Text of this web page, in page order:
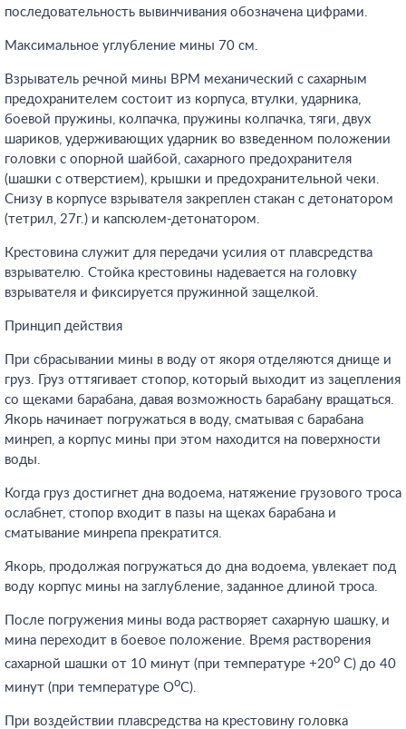
последовательность вывинчивания обозначена цифрами.
Максимальное углубление мины 70 см.
Взрыватель речной мины ВРМ механический с сахарным
предохранителем состоит из корпуса, втулки, ударника,
боевой пружины, колпачка, пружины колпачка, тяги, двух
шариков, удерживающих ударник во взведенном положении
головки с опорной шайбой, сахарного предохранителя
(шашки с отверстием), крышки и предохранительной чеки.
Снизу в корпусе взрывателя закреплен стакан с детонатором
(тетрил, 27г.) и капсюлем-детонатором.
Крестовина служит для передачи усилия от плавсредства
взрывателю. Стойка крестовины надевается на головку
взрывателя и фиксируется пружинной защелкой.
Принцип действия
При сбрасывании мины в воду от якоря отделяются днище и
груз. Груз оттягивает стопор, который выходит из зацепления
со щеками барабана, давая возможность барабану вращаться.
Якорь начинает погружаться в воду, сматывая с барабана
минреп, а корпус мины при этом находится на поверхности
воды.
Когда груз достигнет дна водоема, натяжение грузового троса
ослабнет, стопор входит в пазы на щеках барабана и
сматывание минрепа прекратится.
Якорь, продолжая погружаться до дна водоема, увлекает под
воду корпус мины на заглубление, заданное длиной троса.
После погружения мины вода растворяет сахарную шашку, и
мина переходит в боевое положение. Время растворения
сахарной шашки от 10 минут (при температуре +20о С) до 40
минут (при температуре ОоС).
При воздействии плавсредства на крестовину головка